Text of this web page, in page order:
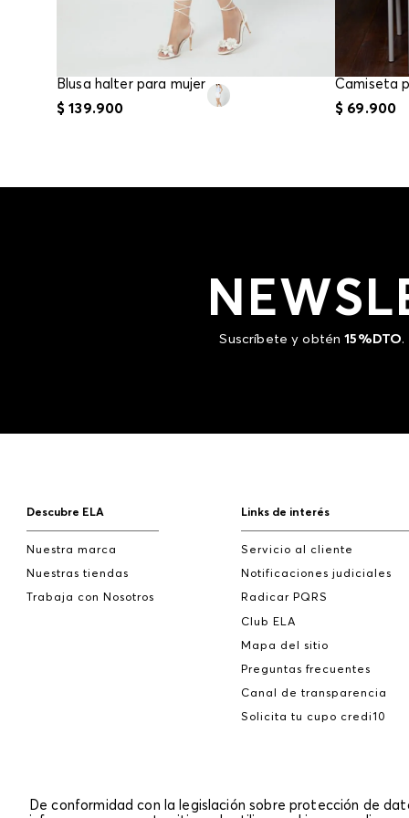
Blusa halter para mujer
$ 139.900 $ 69.900
Suscríbete y obtén15%DTO.
Descubre ELA
Nuestra marca
Nuestras tiendas
Trabaja con Nosotros
Links de interés
Servicio al cliente
Notificaciones judiciales
Radicar PQRS
Club ELA
Mapa del sitio
Preguntas frecuentes
Canal de transparencia
Solicita tu cupo credi10
De conformidad con la legislación sobre protección de